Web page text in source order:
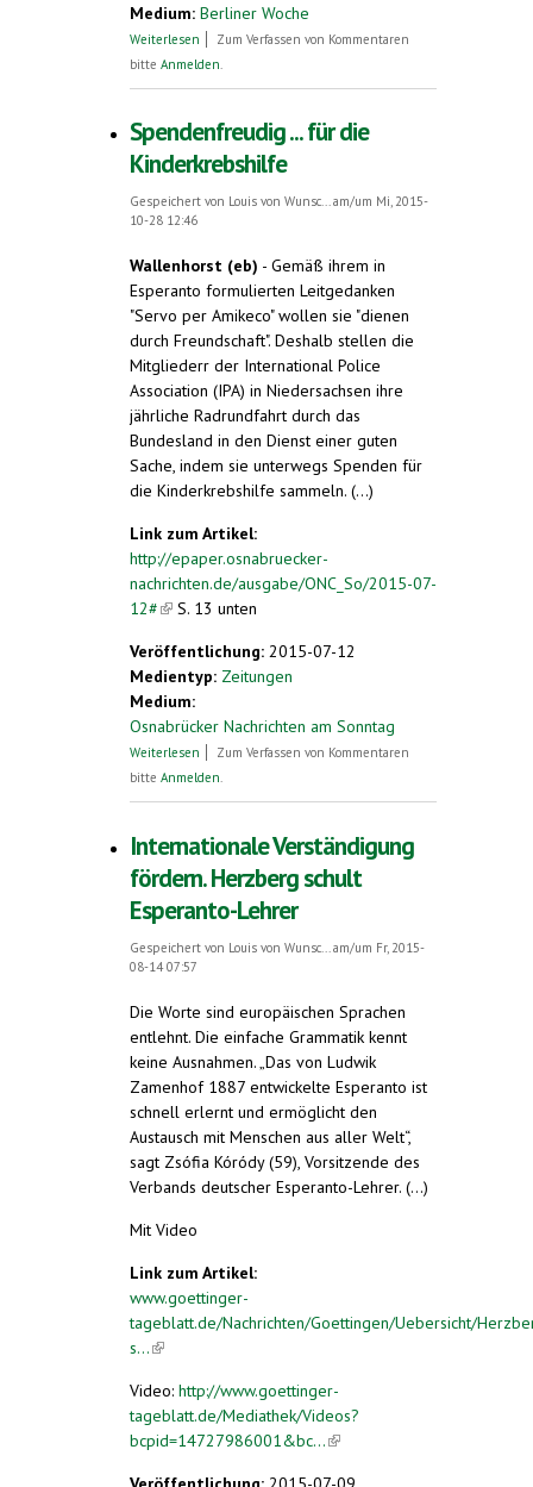
Medium: Berliner Woche
Weiterlesen über Esperanto Laden
Zum Verfassen von Kommentaren
bitte Anmelden
Spendenfreudig ... für die
Kinderkrebshilfe
Gespeichert von Louis von Wunsc...am/um Mi, 2015-
10-28 12:46
Wallenhorst (eb) - Gemäß ihrem in
Esperanto formulierten Leitgedanken
"Servo per Amikeco" wollen sie "dienen
durch Freundschaft". Deshalb stellen die
Mitgliederr der International Police
Association (IPA) in Niedersachsen ihre
jährliche Radrundfahrt durch das
Bundesland in den Dienst einer guten
Sache, indem sie unterwegs Spenden für
die Kinderkrebshilfe sammeln. (...)
Link zum Artikel:
http://epaper.osnabruecker-
nachrichten.de/ausgabe/ONC_So/2015-07-
12#(link is external)
S. 13 unten
Veröffentlichung: 2015-07-12
Medientyp: Zeitungen
Medium:
Osnabrücker Nachrichten am Sonntag
Weiterlesen über Spendenfreudig ... für die
Zum Verfassen von Kommentaren
bitte Anmelden.
Internationale Verständigung
fördern. Herzberg schult
Esperanto-Lehrer
Gespeichert von Louis von Wunsc...am/um Fr, 2015-
08-14 07:57
Die Worte sind europäischen Sprachen
entlehnt. Die einfache Grammatik kennt
keine Ausnahmen. „Das von Ludwik
Zamenhof 1887 entwickelte Esperanto ist
schnell erlernt und ermöglicht den
Austausch mit Menschen aus aller Welt“,
sagt Zsófia Kóródy (59), Vorsitzende des
Verbands deutscher Esperanto-Lehrer. (...)
Mit Video
Link zum Artikel:
www.goettinger-
tageblatt.de/Nachrichten/Goettingen/Uebersicht/
s...(link is external)
Video: http://www.goettinger-
tageblatt.de/Mediathek/Videos?
bcpid=14727986001&bc...(link is external)